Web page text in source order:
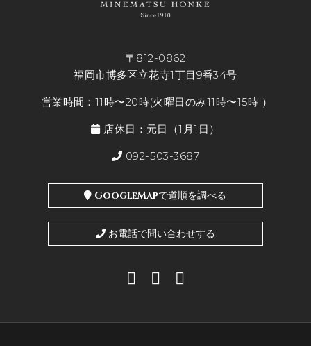
〒812-0862
福岡市博多区立花寺1丁目9番34号
営業時間：11時〜20時(火曜日のみ11時〜15時 ）
店休日：元日（1月1日）
092-503-3687
GoogleMapで道順を調べる
お電話で問い合わせする